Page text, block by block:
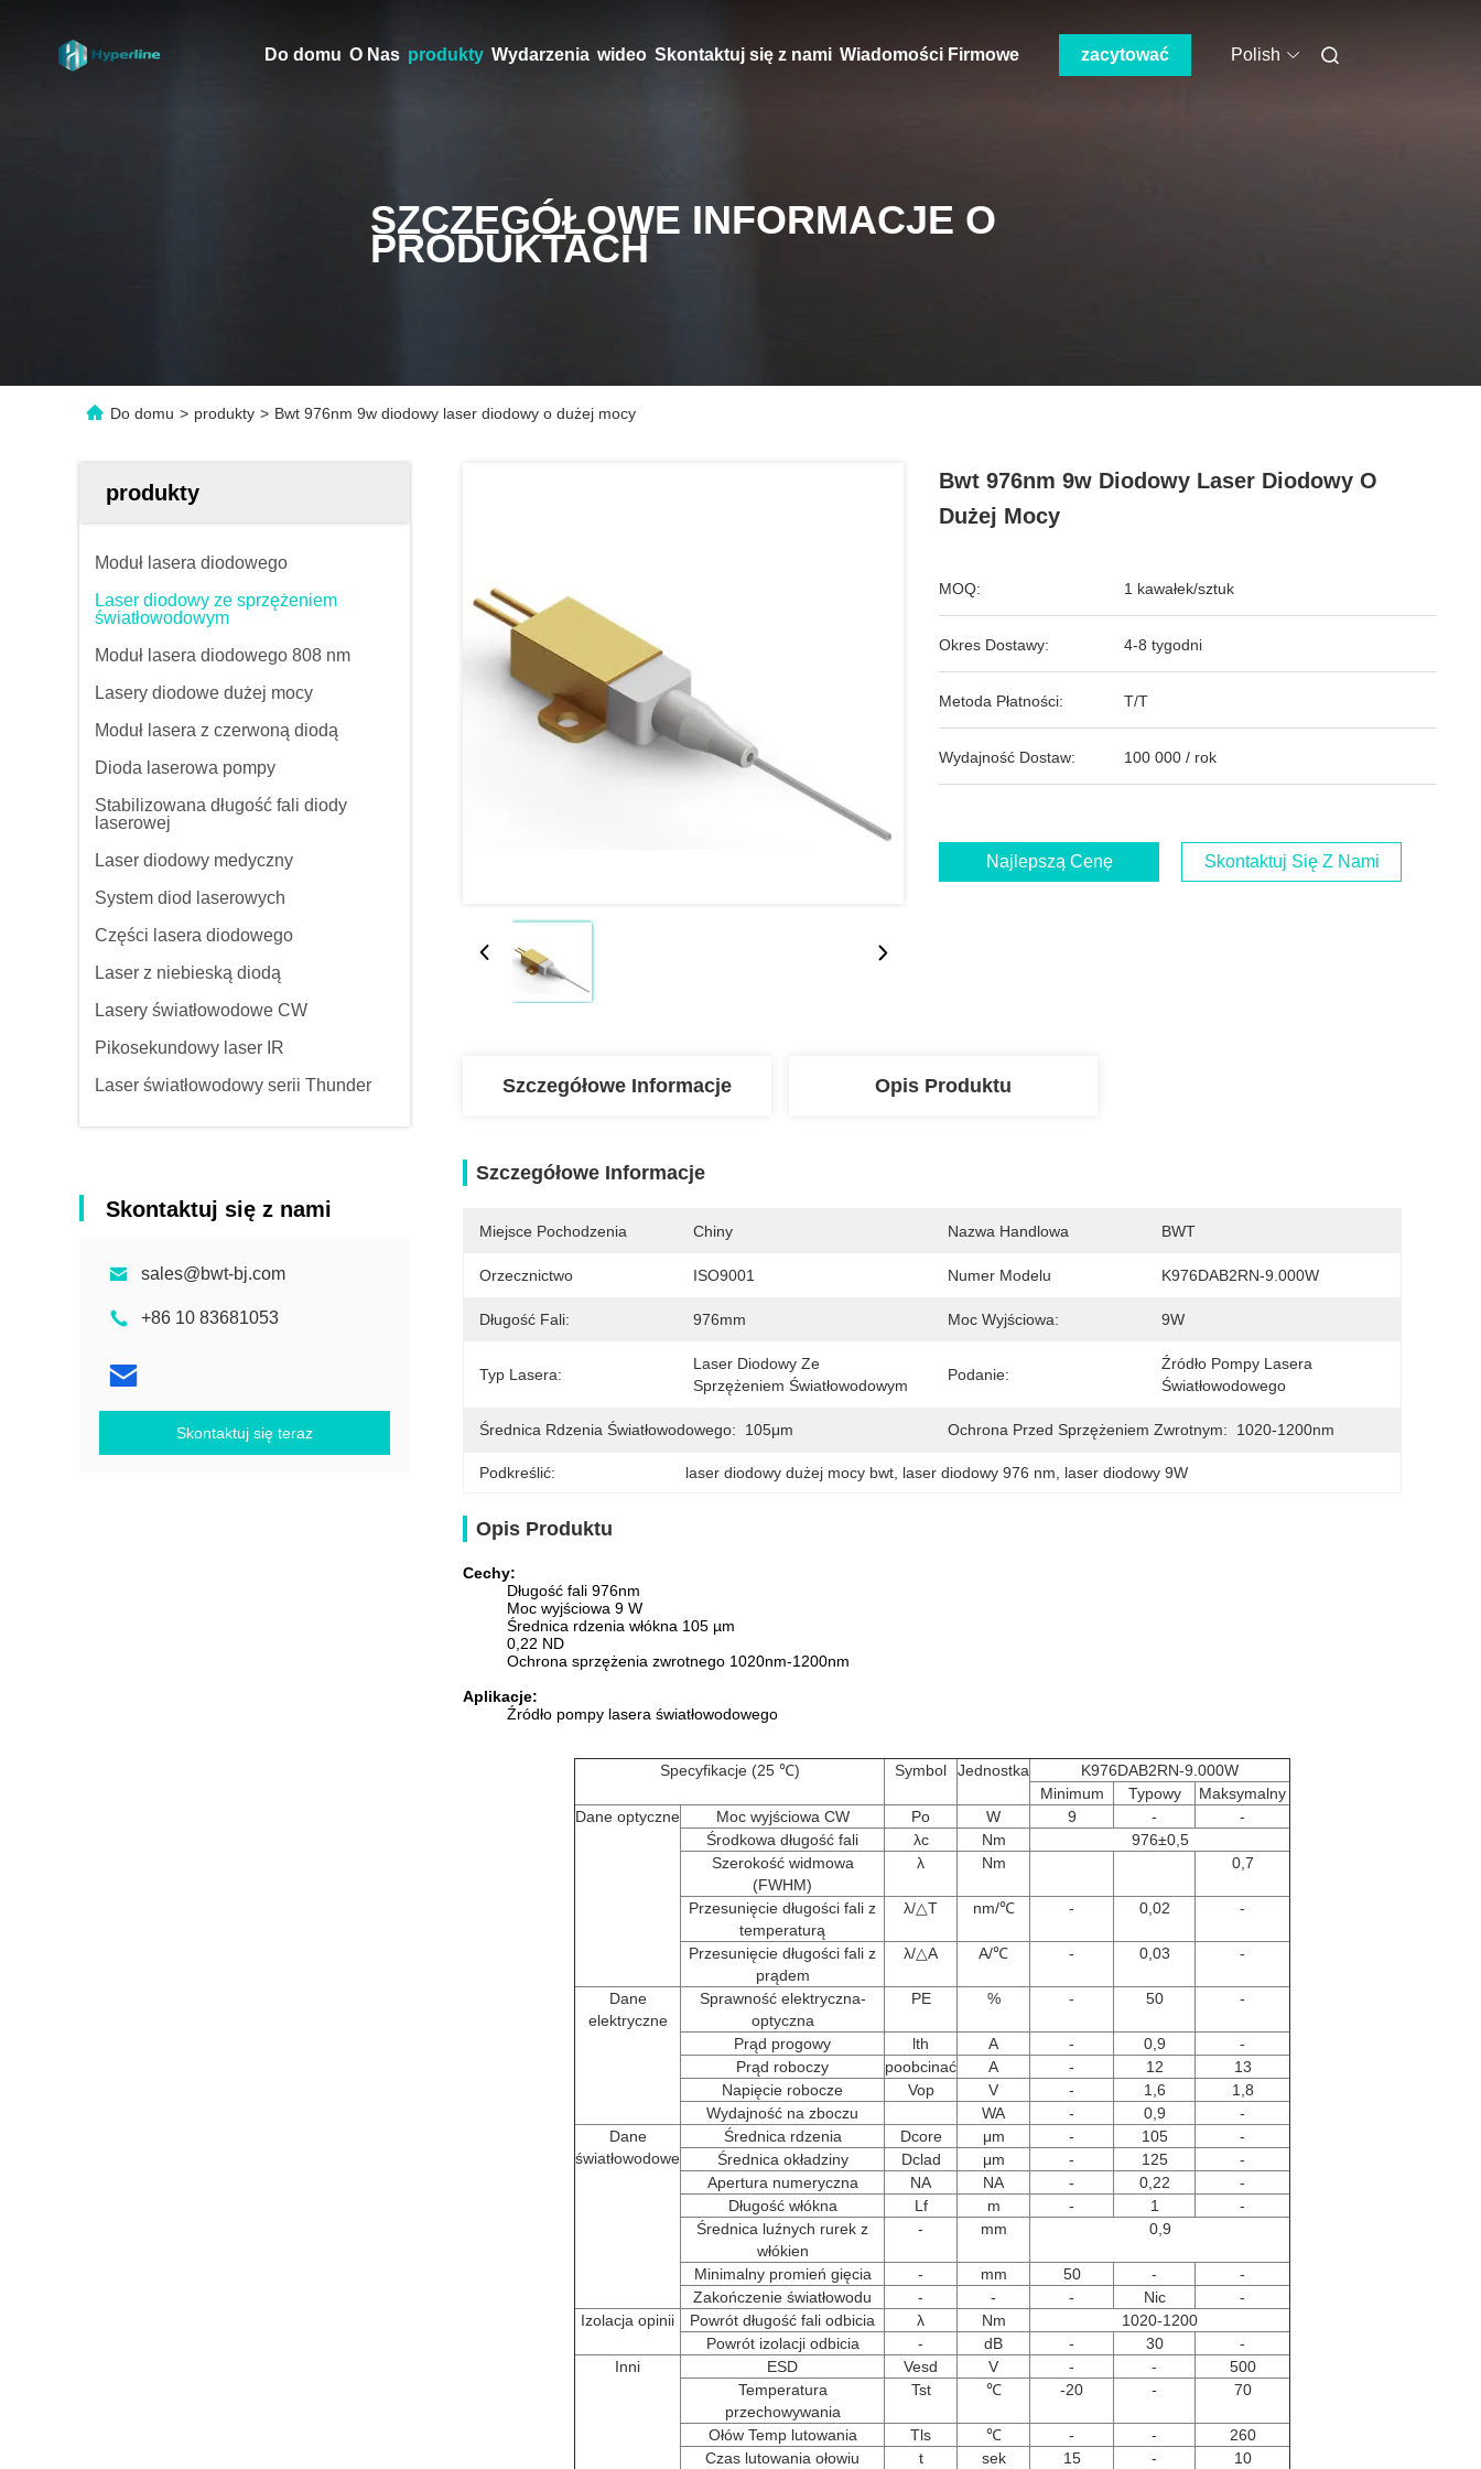
Do domu O Nas produkty Wydarzenia wideo Skontaktuj się z nami Wiadomości Firmowe zacytować Polish
SZCZEGÓŁOWE INFORMACJE O
PRODUKTACH
Do domu > produkty > Bwt 976nm 9w diodowy laser diodowy o dużej mocy
produkty
Moduł lasera diodowego
Laser diodowy ze sprzężeniem
światłowodowym
Moduł lasera diodowego 808 nm
Lasery diodowe dużej mocy
Moduł lasera z czerwoną diodą
Dioda laserowa pompy
Stabilizowana długość fali diody
laserowej
Laser diodowy medyczny
System diod laserowych
Części lasera diodowego
Laser z niebieską diodą
Lasery światłowodowe CW
Pikosekundowy laser IR
Laser światłowodowy serii Thunder
Skontaktuj się z nami
sales@bwt-bj.com
+86 10 83681053
Skontaktuj się teraz
Bwt 976nm 9w Diodowy Laser Diodowy O
Dużej Mocy
MOQ: 1 kawałek/sztuk
Okres Dostawy: 4-8 tygodni
Metoda Płatności: T/T
Wydajność Dostaw: 100 000 / rok
Najlepszą Cenę Skontaktuj Się Z Nami
Szczegółowe Informacje Opis Produktu
Szczegółowe Informacje
Miejsce Pochodzenia Chiny Nazwa Handlowa BWT
Orzecznictwo ISO9001 Numer Modelu K976DAB2RN-9.000W
Długość Fali: 976mm Moc Wyjściowa: 9W
Typ Lasera:
Laser Diodowy Ze
Sprzężeniem Światłowodowym
Podanie:
Źródło Pompy Lasera
Światłowodowego
Średnica Rdzenia Światłowodowego: 105μm Ochrona Przed Sprzężeniem Zwrotnym: 1020-1200nm
Podkreślić: laser diodowy dużej mocy bwt laser diodowy 976 nm laser diodowy 9W
Opis Produktu
Cechy:
Długość fali 976nm
Moc wyjściowa 9 W
Średnica rdzenia włókna 105 µm
0,22 ND
Ochrona sprzężenia zwrotnego 1020nm-1200nm
Aplikacje:
Źródło pompy lasera światłowodowego
Specyfikacje (25 ℃) Symbol Jednostka
K976DAB2RN-9.000W
Minimum
Typowy
Maksymalny
Dane optyczne
Moc wyjściowa CW Po W 9 -
-
Środkowa długość fali
λc Nm
976±0,5
Szerokość widmowa
(FWHM)
λ Nm 0,7
Przesunięcie długości fali z
temperaturą
λ/△T nm/℃ - 0,02 -
Przesunięcie długości fali z
prądem
λ/△A A/℃ - 0,03 -
Dane
elektryczne
Sprawność elektryczna-
optyczna
PE % - 50 -
Prąd progowy lth A - 0,9
-
Prąd roboczy
poobcinać A - 12
13
Napięcie robocze
Vop V - 1,6
1,8
Wydajność na zboczu
WA - 0,9
-
Dane
światłowodowe
Średnica rdzenia Dcore μm - 105
-
Średnica okładziny
Dclad μm - 125
-
Apertura numeryczna
NA NA - 0,22
-
Długość włókna
Lf m - 1
-
Średnica luźnych rurek z
włókien
- mm 0,9
Minimalny promień gięcia - mm 50 -
-
Zakończenie światłowodu
- - - Nic
-
Izolacja opinii
Powrót długość fali odbicia λ Nm
1020-1200
Powrót izolacji odbicia
- dB - 30
-
Inni
ESD Vesd V - -
500
Temperatura
przechowywania
Tst ℃ -20 - 70
Ołów Temp lutowania Tls ℃ - -
260
Czas lutowania ołowiu
t sek 15 - 10